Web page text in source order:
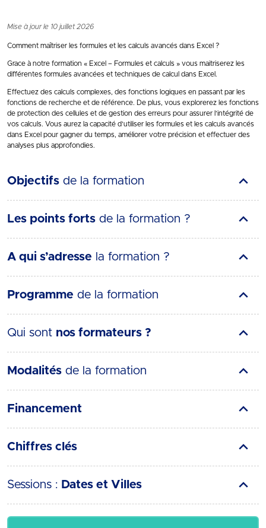
Mise à jour le 10 juillet 2026
Comment maîtriser les formules et les calculs avancés dans Excel ?
Grace à notre formation « Excel – Formules et calculs » vous maitriserez les
différentes formules avancées et techniques de calcul dans Excel.
Effectuez des calculs complexes, des fonctions logiques en passant par les
fonctions de recherche et de référence. De plus, vous explorerez les fonctions
de protection des cellules et de gestion des erreurs pour assurer l’intégrité de
vos calculs. Vous aurez la capacité d’utiliser les formules et les calculs avancés
dans Excel pour gagner du temps, améliorer votre précision et effectuer des
analyses plus approfondies.
Objectifs de la formation
Les points forts de la formation ?
A qui s’adresse la formation ?
Programme de la formation
Qui sont nos formateurs ?
Modalités de la formation
Financement
Chiffres clés
Sessions : Dates et Villes